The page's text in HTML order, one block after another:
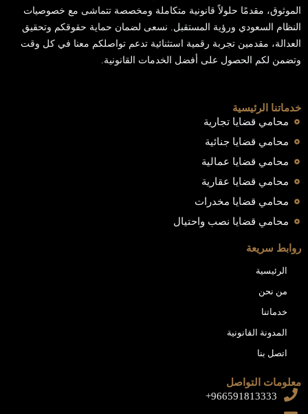
الموثوق، مقدمًا حلولاً قانونية متكاملة ومخصصة تتماشى مع خصوصيات
النظام السعودي ورؤية المستقبل. نسعى لضمان حماية حقوقكم وتحقيق
العدالة، مقدمين تجربة رقمية استثنائية تدعم تواصلكم معنا في كل وقت
وتضمن لكم الحصول على أفضل الخدمات القانونية.
خدماتنا الرئيسية
محامي قضايا تجارية
محامي قضايا جنائية
محامي قضايا عمالية
محامي قضايا عقارية
محامي قضايا مخدرات
محامي قضايا نصب واحتيال
روابط سريعة
الرئيسية
من نحن
خدماتنا
المدونة القانونية
اتصل بنا
معلومات التواصل
966591813333+